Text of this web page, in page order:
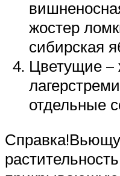
жостер
сибирская
Цветущие –
отдельные